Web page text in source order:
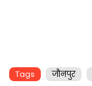
Tags जौनपुर